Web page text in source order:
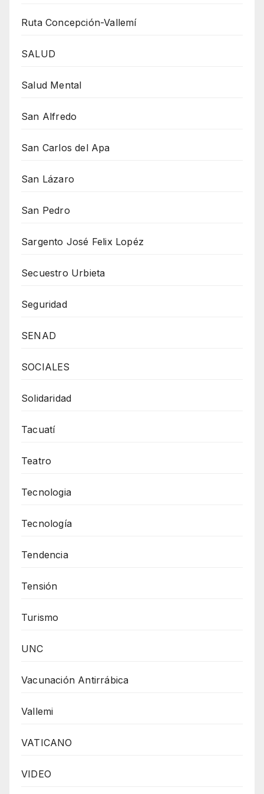
Ruta Concepción-Vallemí
SALUD
Salud Mental
San Alfredo
San Carlos del Apa
San Lázaro
San Pedro
Sargento José Felix Lopéz
Secuestro Urbieta
Seguridad
SENAD
SOCIALES
Solidaridad
Tacuatí
Teatro
Tecnologia
Tecnología
Tendencia
Tensión
Turismo
UNC
Vacunación Antirrábica
Vallemi
VATICANO
VIDEO